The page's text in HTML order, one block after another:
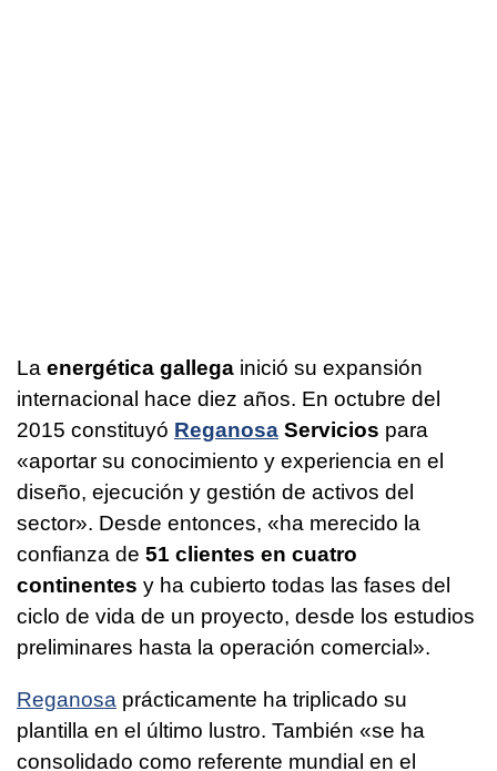
La energética gallega inició su expansión
internacional hace diez años. En octubre del
2015 constituyó Reganosa Servicios para
«aportar su conocimiento y experiencia en el
diseño, ejecución y gestión de activos del
sector». Desde entonces, «ha merecido la
confianza de 51 clientes en cuatro
continentes y ha cubierto todas las fases del
ciclo de vida de un proyecto, desde los estudios
preliminares hasta la operación comercial».
Reganosa prácticamente ha triplicado su
plantilla en el último lustro. También «se ha
consolidado como referente mundial en el